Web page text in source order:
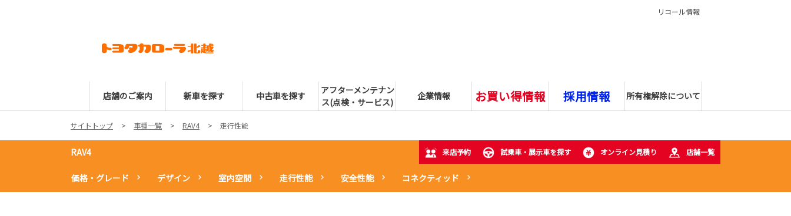
店舗のご案内 新車を探す 中古車を探す
アフターメンテナン
ス(点検・サービス)
企業情報 お買い得情報 採用情報 所有権解除について
リコール情報
サイトトップ 車種一覧 RAV4 走行性能
RAV4 来店予約 試乗車・展示車を探す オンライン見積り 店舗一覧
価格・グレード デザイン 室内空間 走行性能 安全性能 コネクティッド